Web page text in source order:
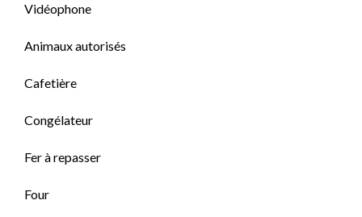
Vidéophone
Animaux autorisés
Cafetière
Congélateur
Fer à repasser
Four